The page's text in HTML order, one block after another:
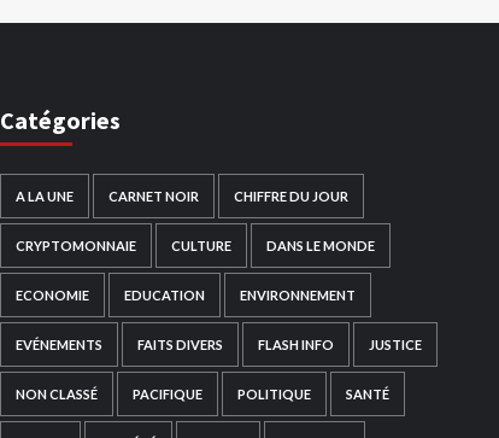
Catégories
A LA UNE CARNET NOIR CHIFFRE DU JOUR
CRYPTOMONNAIE CULTURE DANS LE MONDE
ECONOMIE EDUCATION ENVIRONNEMENT
EVÉNEMENTS FAITS DIVERS FLASH INFO JUSTICE
NON CLASSÉ PACIFIQUE POLITIQUE SANTÉ